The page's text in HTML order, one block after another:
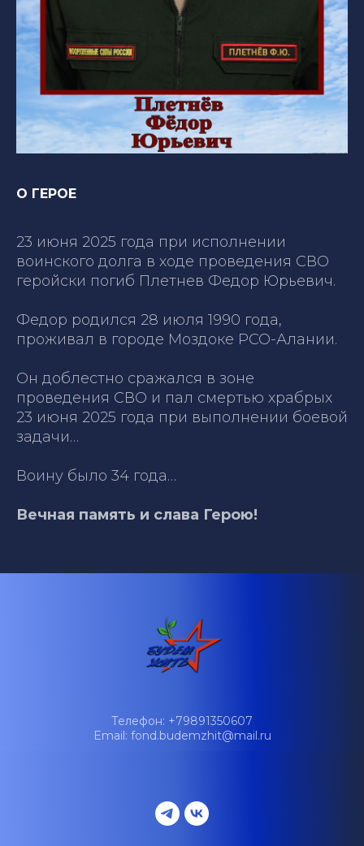
О ГЕРОЕ
23 июня 2025 года при исполнении
воинского долга в ходе проведения СВО
геройски погиб Плетнев Федор Юрьевич.
Федор родился 28 июля 1990 года,
проживал в городе Моздоке РСО-Алании.
Он доблестно сражался в зоне
проведения СВО и пал смертью храбрых
23 июня 2025 года при выполнении боевой
задачи…
Воину было 34 года…
Вечная память и слава Герою!
Телефон: +79891350607
Email: fond.budemzhit@mail.ru